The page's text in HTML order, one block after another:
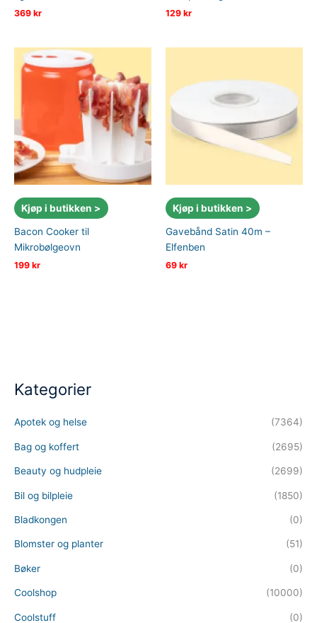
369 kr 129 kr
Kjøp i butikken >
Bacon Cooker til
Mikrobølgeovn
199 kr
Kjøp i butikken >
Gavebånd Satin 40m –
Elfenben
69 kr
Kategorier
Apotek og helse (7364)
Bag og koffert (2695)
Beauty og hudpleie (2699)
Bil og bilpleie (1850)
Bladkongen (0)
Blomster og planter (51)
Bøker (0)
Coolshop (10000)
Coolstuff (0)